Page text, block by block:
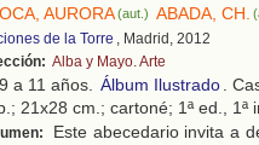
AURORA(aut.) ABADA, CH.
de la Torre , Madrid, 2012
Alba y Mayo. Arte
a 11 años. Álbum Ilustrado.
21x28 cm.; cartoné; 1ª ed., 1ª
Este abecedario invita a